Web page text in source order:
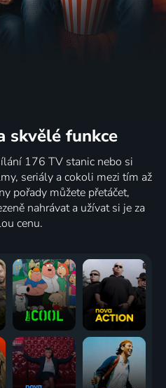
skvělé funkce
176 TV stanic nebo si
seriály a cokoli mezi tím až
pořady můžete přetáčet,
nahrávat a užívat si je za
cenu.